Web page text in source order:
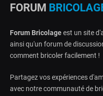
FORUM
Forum Bricolageest un site
ainsi qu'un forum de
comment bricoler facilement !
Partagez vos expériences
avec notre communauté de